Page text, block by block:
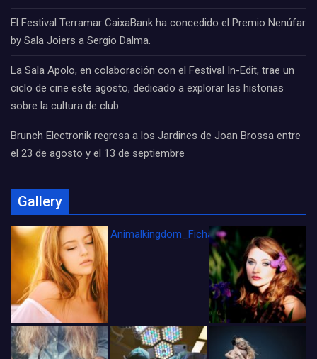
El Festival Terramar CaixaBank ha concedido el Premio Nenúfar
by Sala Joiers a Sergio Dalma.
La Sala Apolo, en colaboración con el Festival In-Edit, trae un
ciclo de cine este agosto, dedicado a explorar las historias
sobre la cultura de club
Brunch Electronik regresa a los Jardines de Joan Brossa entre
el 23 de agosto y el 13 de septiembre
Gallery
Animalkingdom_FichaCine